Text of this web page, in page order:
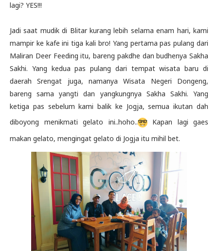
lagi? YES!!!
Jadi saat mudik di Blitar kurang lebih selama enam hari, kami
mampir ke kafe ini tiga kali bro! Yang pertama pas pulang dari
Maliran Deer Feeding itu, bareng pakdhe dan budhenya Sakha
Sakhi. Yang kedua pas pulang dari tempat wisata baru di
daerah Srengat juga, namanya Wisata Negeri Dongeng,
bareng sama yangti dan yangkungnya Sakha Sakhi. Yang
ketiga pas sebelum kami balik ke Jogja, semua ikutan dah
diboyong menikmati gelato ini..hoho..
Kapan lagi gaes
makan gelato, mengingat gelato di Jogja itu mihil bet.